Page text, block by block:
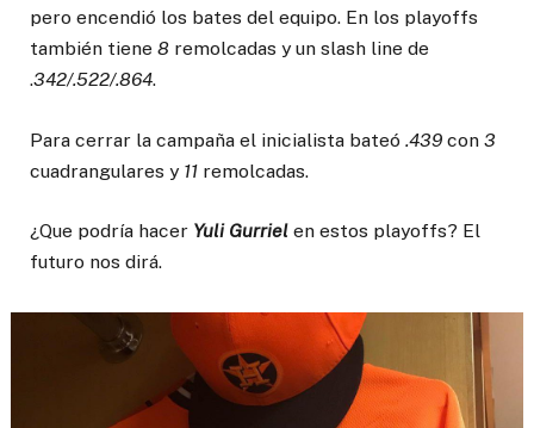
pero encendió los bates del equipo. En los playoffs
también tiene 8 remolcadas y un slash line de
.342/.522/.864.
Para cerrar la campaña el inicialista bateó .439 con 3
cuadrangulares y 11 remolcadas.
¿Que podría hacer Yuli Gurriel en estos playoffs? El
futuro nos dirá.